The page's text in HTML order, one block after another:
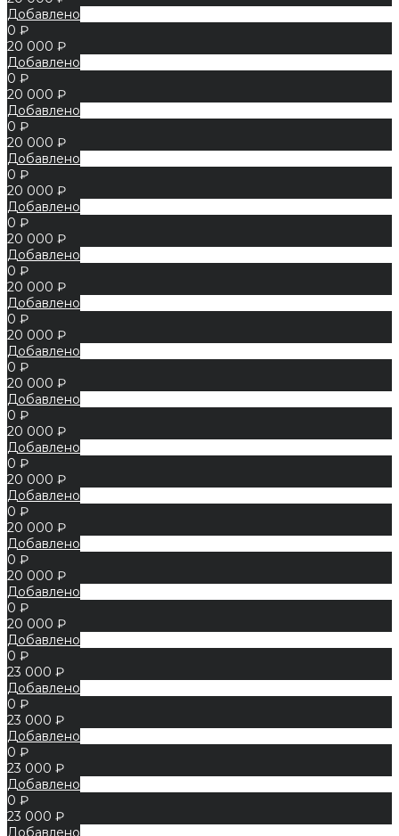
Добавлено
0 ₽
20 000 ₽
Добавлено
0 ₽
20 000 ₽
Добавлено
0 ₽
20 000 ₽
Добавлено
0 ₽
20 000 ₽
Добавлено
0 ₽
20 000 ₽
Добавлено
0 ₽
20 000 ₽
Добавлено
0 ₽
20 000 ₽
Добавлено
0 ₽
20 000 ₽
Добавлено
0 ₽
20 000 ₽
Добавлено
0 ₽
20 000 ₽
Добавлено
0 ₽
20 000 ₽
Добавлено
0 ₽
20 000 ₽
Добавлено
0 ₽
20 000 ₽
Добавлено
0 ₽
23 000 ₽
Добавлено
0 ₽
23 000 ₽
Добавлено
0 ₽
23 000 ₽
Добавлено
0 ₽
23 000 ₽
Добавлено